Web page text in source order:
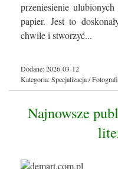
przeniesienie
papier. Jest to
chwile i stworzyć...
Dodane: 2026-03-12
Kategoria: Specjalizacja /
Najnowsze publikacje wydawnictwa